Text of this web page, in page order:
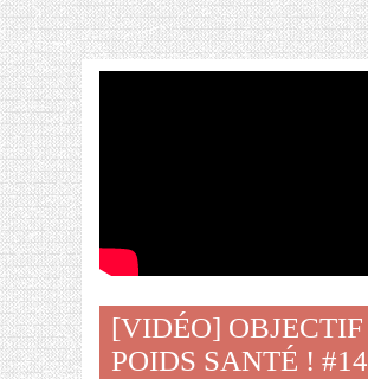
[VIDÉO] OBJECTIF
POIDS SANTÉ ! #14